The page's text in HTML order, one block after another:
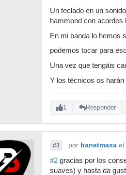
Un teclado en un
hammond con acordes
En mi banda lo hemos
podemos tocar para
Una vez que tengáis
Y los técnicos os
1 Responder
#3 por banetmasa el
#2 gracias por los
suaves) y hasta da